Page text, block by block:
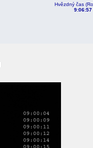
Hvězdný čas
9:06:57